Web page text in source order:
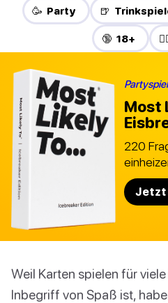
🥳 Party 🍺
🔞 18+
Most
220
Jetzt
Weil Karten spielen für
Inbegriff von Spaß ist,